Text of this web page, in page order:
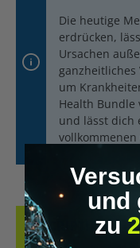
Die heutige
erdrücken,
Ursachen
ganzheitliches
um
Health Bundle
und lässt dich
DESCRIPTION
und
zu